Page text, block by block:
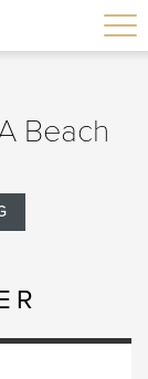
Beach